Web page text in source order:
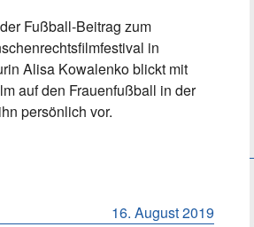
Fußball-Beitrag zum
in
Alisa Kowalenko blickt mit
auf den Frauenfußball in der
persönlich vor.
16. August 2019